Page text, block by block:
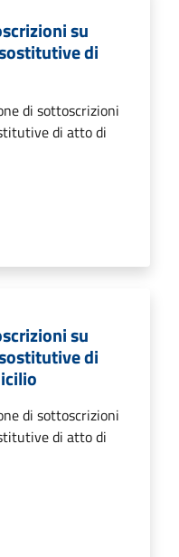
su
di
di sottoscrizioni
di atto di
su
di
di sottoscrizioni
di atto di